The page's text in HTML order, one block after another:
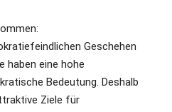
Geschehen
haben eine hohe
Bedeutung. Deshalb
Ziele für